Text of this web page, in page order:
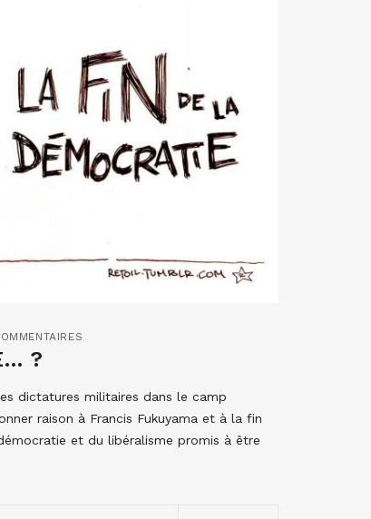
?
dictatures militaires dans le camp
raison à Francis Fukuyama et à la fin
et du libéralisme promis à être